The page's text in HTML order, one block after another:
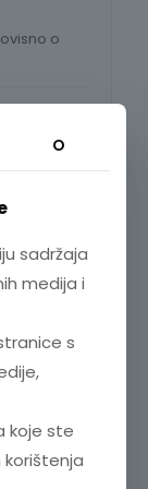
o
na zid ili
U8550
O
sadržaja
medija i
s
koje ste
korištenja